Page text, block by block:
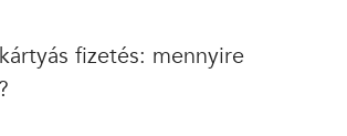
fizetés: mennyire